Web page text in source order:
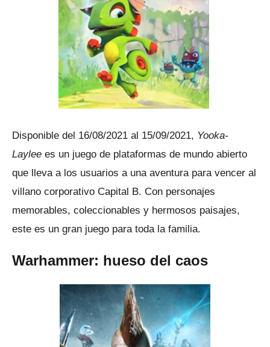
Disponible del 16/08/2021 al 15/09/2021, Yooka-
Laylee es un juego de plataformas de mundo abierto
que lleva a los usuarios a una aventura para vencer al
villano corporativo Capital B. Con personajes
memorables, coleccionables y hermosos paisajes,
este es un gran juego para toda la familia.
Warhammer: hueso del caos